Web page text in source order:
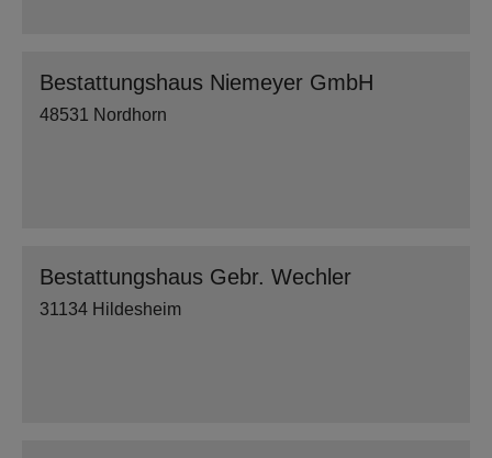
Bestattungshaus Niemeyer GmbH
48531 Nordhorn
Bestattungshaus Gebr. Wechler
31134 Hildesheim